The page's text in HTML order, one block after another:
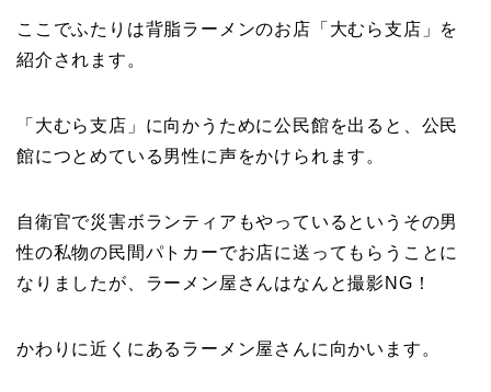
ここでふたりは背脂ラーメンのお店「大むら支店」を
紹介されます。
「大むら支店」に向かうために公民館を出ると、公民
館につとめている男性に声をかけられます。
自衛官で災害ボランティアもやっているというその男
性の私物の民間パトカーでお店に送ってもらうことに
なりましたが、ラーメン屋さんはなんと撮影NG！
かわりに近くにあるラーメン屋さんに向かいます。